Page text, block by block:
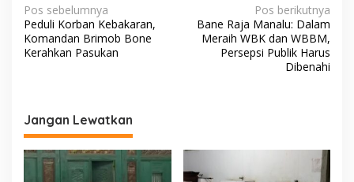
N
a
v
a
s
i
Pos sebelumnya
Peduli Korban Kebakaran,
Komandan Brimob Bone
Kerahkan Pasukan
Pos berikutnya
Bane Raja Manalu: Dalam
Meraih WBK dan WBBM,
Persepsi Publik Harus
Dibenahi
Jangan Lewatkan